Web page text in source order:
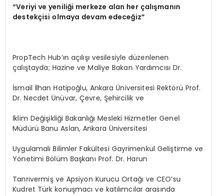
“Veriyi ve yeniliği merkeze alan her çalışmanın
destekçisi olmaya devam edeceğiz”
PropTech Hub’ın açılışı vesilesiyle düzenlenen
çalıştayda; Hazine ve Maliye Bakan Yardımcısı Dr.
İsmail İlhan Hatipoğlu, Ankara Üniversitesi Rektörü Prof.
Dr. Necdet Ünüvar, Çevre, Şehircilik ve
İklim Değişikliği Bakanlığı Mesleki Hizmetler Genel
Müdürü Banu Aslan, Ankara Üniversitesi
Uygulamalı Bilimler Fakültesi Gayrimenkul Geliştirme ve
Yönetimi Bölüm Başkanı Prof. Dr. Harun
Tanrıvermiş ve Apsiyon Kurucu Ortağı ve CEO’su
Kudret Türk konuşmacı ve katılımcılar arasında